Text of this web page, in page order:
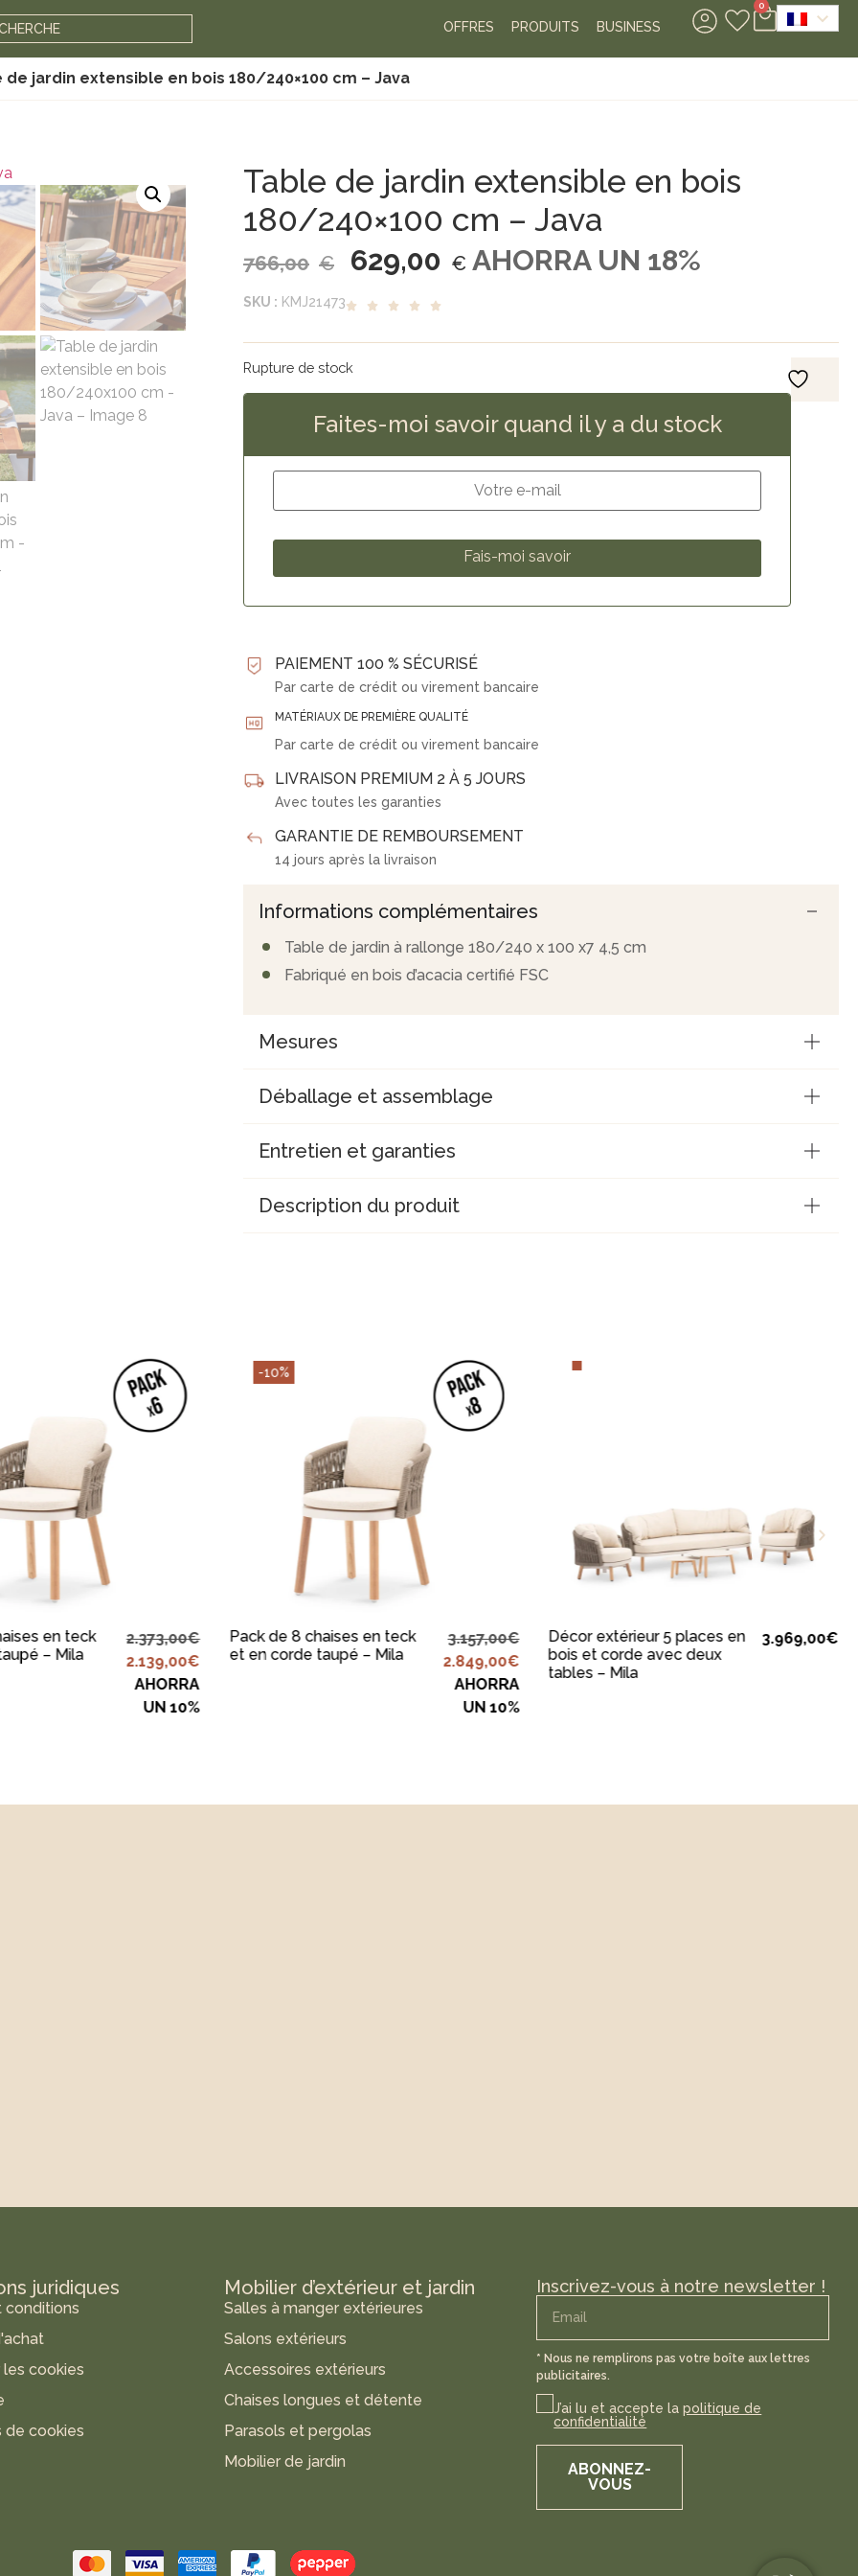
OFFRES PRODUITS BUSINESS
0
de jardin extensible en bois 180/240×100 cm – Java
Table de jardin extensible en bois
180/240×100 cm – Java
766,00 € 629,00 € AHORRA UN 18%
SKU : KMJ21473
Rupture de stock
Faites-moi savoir quand il y a du stock
PAIEMENT 100 % SÉCURISÉ
Par carte de crédit ou virement bancaire
MATÉRIAUX DE PREMIÈRE QUALITÉ
Par carte de crédit ou virement bancaire
LIVRAISON PREMIUM 2 À 5 JOURS
Avec toutes les garanties
GARANTIE DE REMBOURSEMENT
14 jours après la livraison
Informations complémentaires
Table de jardin à rallonge 180/240 x 100 x7 4,5 cm
Fabriqué en bois d’acacia certifié FSC
Mesures
Déballage et assemblage
Entretien et garanties
Description du produit
AU PANIER
en teck
– Mila
2.373,00€
2.139,00€
AHORRA
UN 10%
-10%
AJOUTER AU PANIER
Pack de 8 chaises en teck
et en corde taupé – Mila
3.157,00€
2.849,00€
AHORRA
UN 10%
Décor extérieur 5 places en
bois et corde avec deux
tables – Mila
3.969,00€
juridiques
conditions
cookies
de cookies
Mobilier d’extérieur et jardin
Salles à manger extérieures
Salons extérieurs
Accessoires extérieurs
Chaises longues et détente
Parasols et pergolas
Mobilier de jardin
Inscrivez-vous à notre newsletter !
* Nous ne remplirons pas votre boîte aux lettres
publicitaires.
J’ai lu et accepte lapolitique de
confidentialité
ABONNEZ-
VOUS